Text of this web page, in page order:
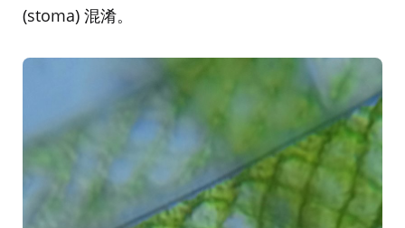
(stoma) 混淆。